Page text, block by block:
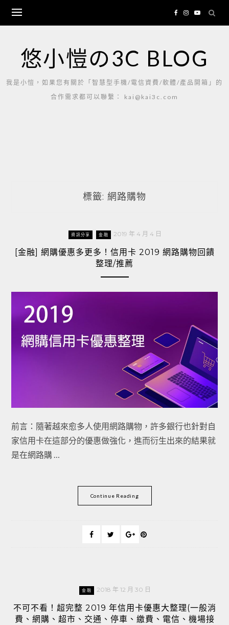
content
悠小愷の3C BLOG
我是小愷，如果您有關於「智慧型手機/電信資費/軟體/產品開箱」的
合作需求都可以聯繫： kai@kai3c.com
標籤: 網路購物
資訊分享 金融 2019 年 4 月 4 日
[金融] 網購優惠多更多！信用卡 2019 網路購物回饋
整理/推薦
前言：隨著越來愈多人使用網路購物，許多銀行也針對自
家信用卡在這部分的優惠做強化，進而衍生出來的結果就
是在網路購 …
Continue Reading
金融 2018 年 12 月 30 日
不可不看！超完整 2019 年信用卡優惠大整理(一般消
費、網購、超市、交通、停車、繳費、電信、機場接